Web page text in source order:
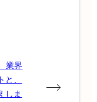
業界
と、
しま